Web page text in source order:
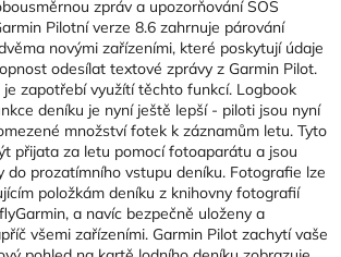
zpráv a upozorňování SOS
Pilotní verze 8.6 zahrnuje párování
novými zařízeními, které poskytují údaje
odesílat textové zprávy z Garmin Pilot.
zapotřebí využítí těchto funkcí. Logbook
deníku je nyní ještě lepší - piloti jsou nyní
množství fotek k záznamům letu. Tyto
přijata za letu pomocí fotoaparátu a jsou
do prozatímního vstupu deníku. Fotografie lze
položkám deníku z knihovny fotografií
a navíc bezpečně uloženy a
všemi zařízeními. Garmin Pilot zachytí vaše